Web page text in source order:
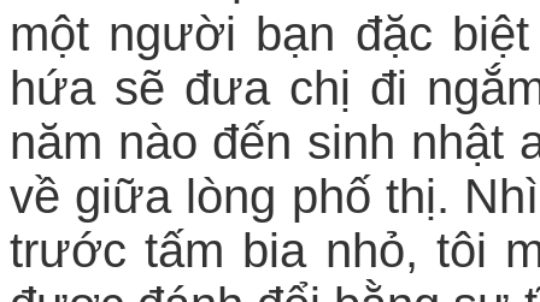
một người bạn đặc
hứa sẽ đưa chị đi
năm nào đến sinh nhật
về giữa lòng phố thị.
trước tấm bia nhỏ, tôi